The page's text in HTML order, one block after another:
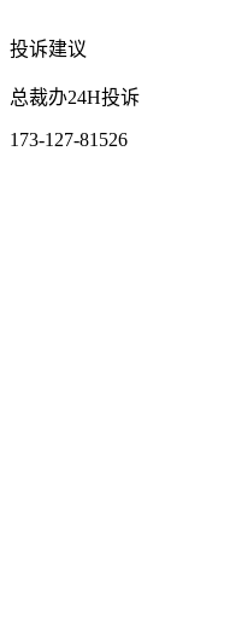
投诉建议
总裁办24H投诉
173-127-81526